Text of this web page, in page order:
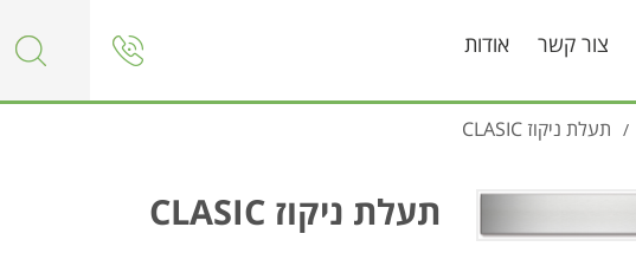
צור קשר אודות
/ תעלת ניקוז CLASIC
תעלת ניקוז CLASIC